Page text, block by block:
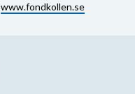
www.fondkollen.se